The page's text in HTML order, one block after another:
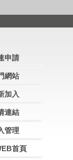
申請
網站
加入
連結
管理
首頁